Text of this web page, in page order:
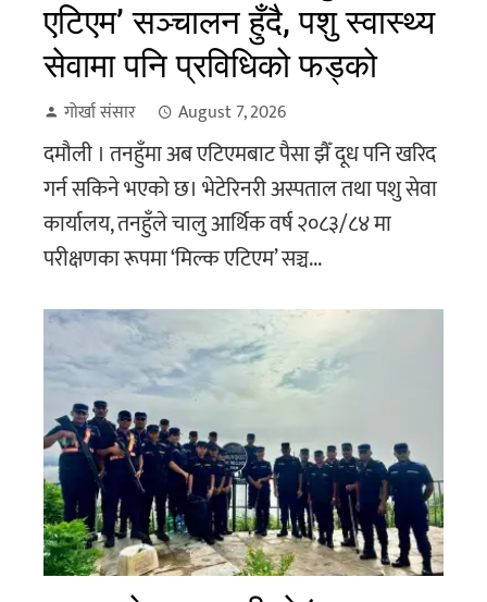
एटिएम’ सञ्चालन हुँदै, पशु स्वास्थ्य
सेवामा पनि प्रविधिको फड्को
गोर्खा संसार August 7, 2026
दमौली । तनहुँमा अब एटिएमबाट पैसा झैँ दूध पनि खरिद
गर्न सकिने भएको छ। भेटेरिनरी अस्पताल तथा पशु सेवा
कार्यालय, तनहुँले चालु आर्थिक वर्ष २०८३/८४ मा
परीक्षणका रूपमा ‘मिल्क एटिएम’ सञ्च...